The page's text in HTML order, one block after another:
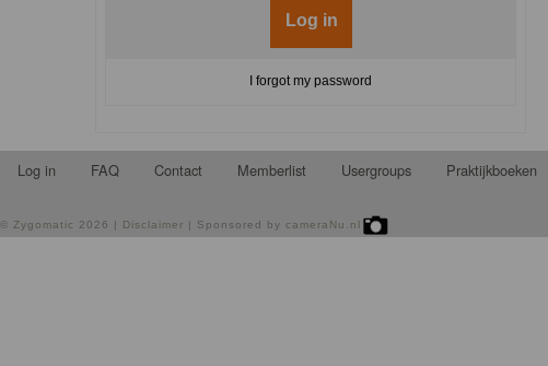
I forgot my password
Log in FAQ Contact Memberlist Usergroups Praktijkboeken
© Zygomatic 2026 | Disclaimer | Sponsored by cameraNu.nl